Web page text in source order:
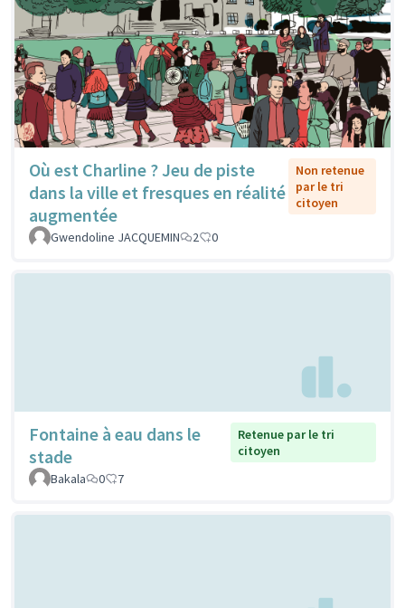
Où est Charline ? Jeu de piste
dans la ville et fresques en réalité
augmentée
Non retenue
par le tri
citoyen
Gwendoline JACQUEMIN 2 0
Fontaine à eau dans le
stade
Retenue par le tri
citoyen
Bakala
0 7